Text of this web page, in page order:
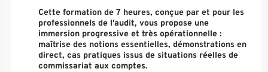
Cette formation de 7 heures, conçue par et pour les
professionnels de l'audit, vous propose une
immersion progressive et très opérationnelle :
maîtrise des notions essentielles, démonstrations en
direct, cas pratiques issus de situations réelles de
commissariat aux comptes.